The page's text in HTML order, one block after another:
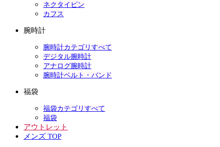
ネクタイピン
カフス
腕時計
腕時計カテゴリすべて
デジタル腕時計
アナログ腕時計
腕時計ベルト・バンド
福袋
福袋カテゴリすべて
福袋
アウトレット
メンズ TOP